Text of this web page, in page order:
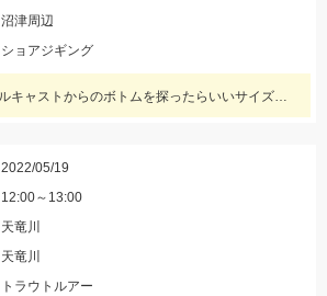
沼津周辺
ショアジギング
30gのジグをフルキャストからのボトムを探ったらいいサイズのホウボウが釣れました。
2022/05/19
12:00～13:00
天竜川
天竜川
トラウトルアー